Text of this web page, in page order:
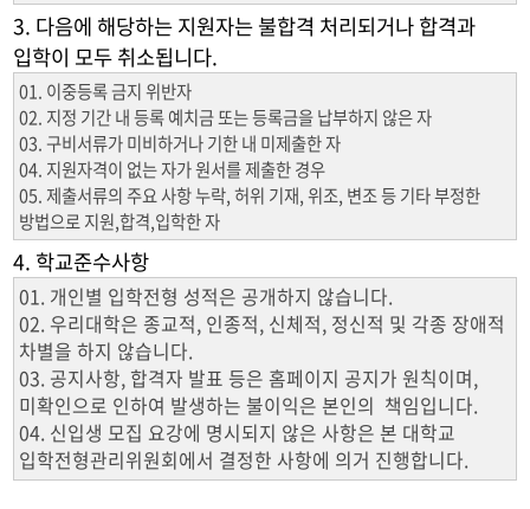
3. 다음에 해당하는 지원자는 불합격 처리되거나 합격과
입학이 모두 취소됩니다.
01. 이중등록 금지 위반자
02. 지정 기간 내 등록 예치금 또는 등록금을 납부하지 않은 자
03. 구비서류가 미비하거나 기한 내 미제출한 자
04. 지원자격이 없는 자가 원서를 제출한 경우
05. 제출서류의 주요 사항 누락, 허위 기재, 위조, 변조 등 기타 부정한
방법으로 지원,합격,입학한 자
4. 학교준수사항
01. 개인별 입학전형 성적은 공개하지 않습니다.
02. 우리대학은 종교적, 인종적, 신체적, 정신적 및 각종 장애적
차별을 하지 않습니다.
03. 공지사항, 합격자 발표 등은 홈페이지 공지가 원칙이며,
미확인으로 인하여 발생하는 불이익은 본인의 책임입니다.
04. 신입생 모집 요강에 명시되지 않은 사항은 본 대학교
입학전형관리위원회에서 결정한 사항에 의거 진행합니다.